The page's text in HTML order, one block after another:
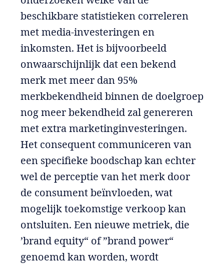
beschikbare statistieken correleren
met media-investeringen en
inkomsten. Het is bijvoorbeeld
onwaarschijnlijk dat een bekend
merk met meer dan 95%
merkbekendheid binnen de doelgroep
nog meer bekendheid zal genereren
met extra marketinginvesteringen.
Het consequent communiceren van
een specifieke boodschap kan echter
wel de perceptie van het merk door
de consument beïnvloeden, wat
mogelijk toekomstige verkoop kan
ontsluiten. Een nieuwe metriek, die
’brand equity“ of ”brand power“
genoemd kan worden, wordt